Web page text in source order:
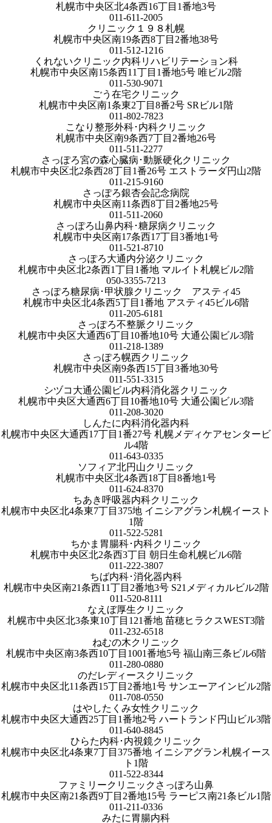
札幌市中央区北4条西16丁目1番地3号
011-611-2005
クリニック１９８札幌
札幌市中央区南19条西8丁目2番地38号
011-512-1216
くれないクリニック内科リハビリテーション科
札幌市中央区南15条西11丁目1番地5号 唯ビル2階
011-530-9071
ごう在宅クリニック
札幌市中央区南1条東2丁目8番2号 SRビル1階
011-802-7823
こなり整形外科･内科クリニック
札幌市中央区南9条西7丁目2番地26号
011-511-2277
さっぽろ宮の森心臓病･動脈硬化クリニック
札幌市中央区北2条西28丁目1番26号 エストラーダ円山2階
011-215-9160
さっぽろ銀杏会記念病院
札幌市中央区南11条西8丁目2番地25号
011-511-2060
さっぽろ山鼻内科･糖尿病クリニック
札幌市中央区南17条西17丁目3番地1号
011-521-8710
さっぽろ大通内分泌クリニック
札幌市中央区北2条西1丁目1番地 マルイト札幌ビル2階
050-3355-7213
さっぽろ糖尿病･甲状腺クリニック アスティ45
札幌市中央区北4条西5丁目1番地 アスティ45ビル6階
011-205-6181
さっぽろ不整脈クリニック
札幌市中央区大通西6丁目10番地10号 大通公園ビル3階
011-218-1389
さっぽろ幌西クリニック
札幌市中央区南9条西15丁目3番地30号
011-551-3315
シヅコ大通公園ビル内科消化器クリニック
札幌市中央区大通西6丁目10番地10号 大通公園ビル3階
011-208-3020
しんたに内科消化器内科
札幌市中央区大通西17丁目1番27号 札幌メディケアセンタービ
ル4階
011-643-0335
ソフィア北円山クリニック
札幌市中央区北4条西18丁目8番地1号
011-624-8370
ちあき呼吸器内科クリニック
札幌市中央区北4条東7丁目375地 イニシアグラン札幌イースト
1階
011-522-5281
ちかま胃腸科･内科クリニック
札幌市中央区北2条西3丁目 朝日生命札幌ビル6階
011-222-3807
ちば内科･消化器内科
札幌市中央区南21条西11丁目2番地3号 S21メディカルビル2階
011-520-8111
なえぼ厚生クリニック
札幌市中央区北3条東10丁目121番地 苗穂ヒラクスWEST3階
011-232-6518
ねむの木クリニック
札幌市中央区南3条西10丁目1001番地5号 福山南三条ビル6階
011-280-0880
のだレディースクリニック
札幌市中央区北11条西15丁目2番地1号 サンエーアインビル2階
011-708-0550
はやしたくみ女性クリニック
札幌市中央区大通西25丁目1番地2号 ハートランド円山ビル3階
011-640-8845
ひらた内科･内視鏡クリニック
札幌市中央区北4条東7丁目375番地 イニシアグラン札幌イース
ト1階
011-522-8344
ファミリークリニックさっぽろ山鼻
札幌市中央区南21条西9丁目2番地15号 ラーピス南21条ビル1階
011-211-0336
みたに胃腸内科